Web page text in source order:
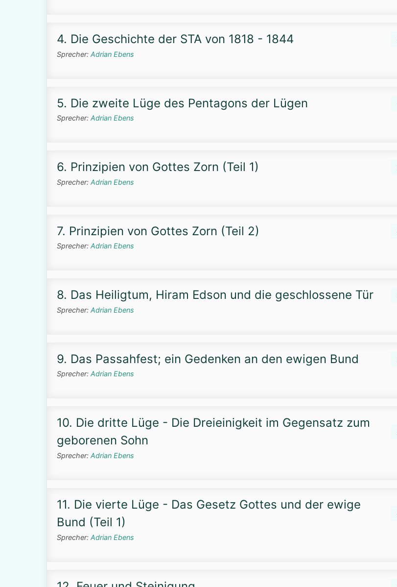
4. Die Geschichte der STA von 1818 - 1844
Sprecher: Adrian Ebens
5. Die zweite Lüge des Pentagons der Lügen
Sprecher: Adrian Ebens
6. Prinzipien von Gottes Zorn (Teil 1)
Sprecher: Adrian Ebens
7. Prinzipien von Gottes Zorn (Teil 2)
Sprecher: Adrian Ebens
8. Das Heiligtum, Hiram Edson und die geschlossene Tür
Sprecher: Adrian Ebens
9. Das Passahfest; ein Gedenken an den ewigen Bund
Sprecher: Adrian Ebens
10. Die dritte Lüge - Die Dreieinigkeit im Gegensatz zum
geborenen Sohn
Sprecher: Adrian Ebens
11. Die vierte Lüge - Das Gesetz Gottes und der ewige
Bund (Teil 1)
Sprecher: Adrian Ebens